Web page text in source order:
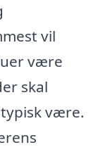
vil
være
skal
være.